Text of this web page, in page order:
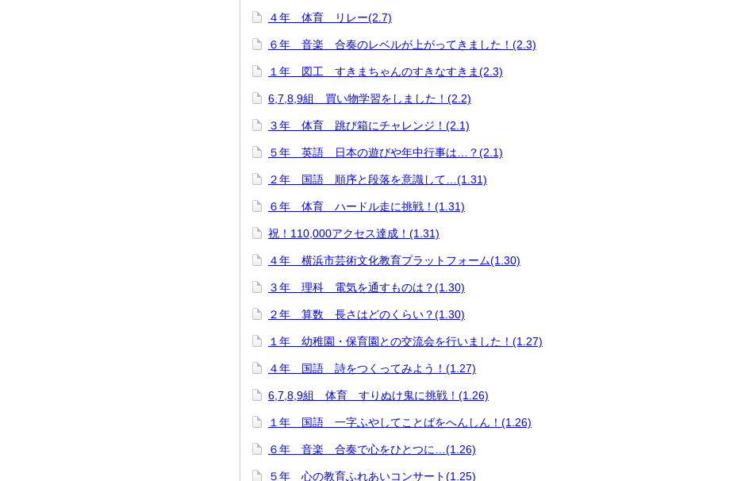
４年 体育 リレー(2.7)
６年 音楽 合奏のレベルが上がってきました！(2.3)
１年 図工 すきまちゃんのすきなすきま(2.3)
6,7,8,9組 買い物学習をしました！(2.2)
３年 体育 跳び箱にチャレンジ！(2.1)
５年 英語 日本の遊びや年中行事は…？(2.1)
２年 国語 順序と段落を意識して…(1.31)
６年 体育 ハードル走に挑戦！(1.31)
祝！110,000アクセス達成！(1.31)
４年 横浜市芸術文化教育プラットフォーム(1.30)
３年 理科 電気を通すものは？(1.30)
２年 算数 長さはどのくらい？(1.30)
１年 幼稚園・保育園との交流会を行いました！(1.27)
４年 国語 詩をつくってみよう！(1.27)
6,7,8,9組 体育 すりぬけ鬼に挑戦！(1.26)
１年 国語 一字ふやしてことばをへんしん！(1.26)
６年 音楽 合奏で心をひとつに…(1.26)
５年 心の教育ふれあいコンサート(1.25)